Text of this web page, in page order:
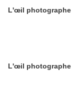
L'œil photographe
L'œil photographe